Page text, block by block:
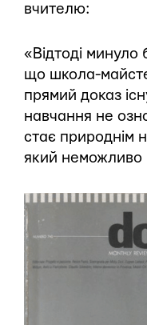
вчителю:
«Відтоді минуло
що школа-
прямий доказ
навчання не
стає природнім
який неможливо